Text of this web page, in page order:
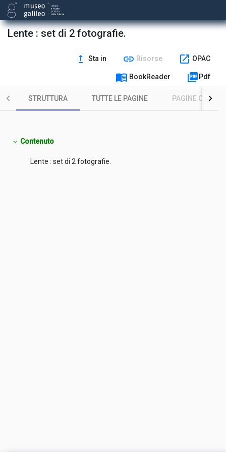
Lente : set di 2 fotografie.
upgrade Sta in link Risorse open_in_new OPAC
menu_book BookReader picture_as_pdf Pdf
STRUTTURA TUTTE LE PAGINE PAGINE CON
expand_more Contenuto
Lente : set di 2 fotografie.